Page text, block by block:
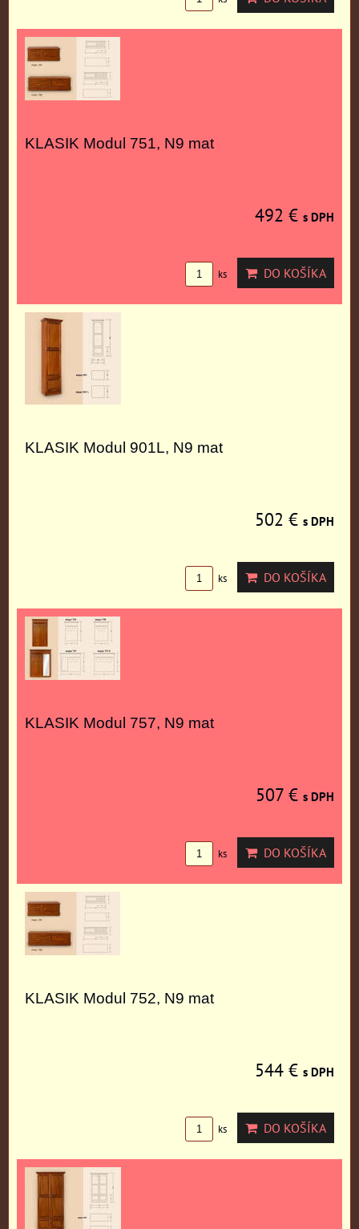
KLASIK Modul 751, N9 mat
492 € s DPH
ks DO KOŠÍKA
KLASIK Modul 901L, N9 mat
502 € s DPH
ks DO KOŠÍKA
KLASIK Modul 757, N9 mat
507 € s DPH
ks DO KOŠÍKA
KLASIK Modul 752, N9 mat
544 € s DPH
ks DO KOŠÍKA